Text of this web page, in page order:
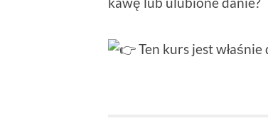
Ten kurs jest właśnie